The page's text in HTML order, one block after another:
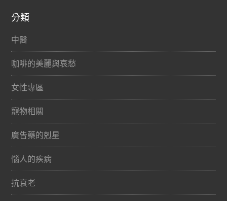
分類
中醫
咖啡的美麗與哀愁
女性專區
寵物相關
廣告藥的剋星
惱人的疾病
抗衰老